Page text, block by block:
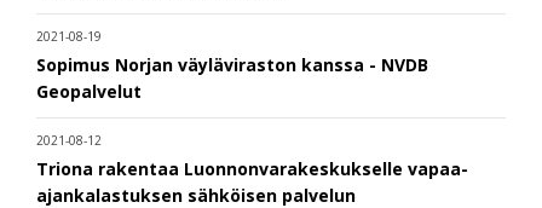
2021-08-19
Sopimus Norjan väyläviraston kanssa - NVDB
Geopalvelut
2021-08-12
Triona rakentaa Luonnonvarakeskukselle vapaa-
ajankalastuksen sähköisen palvelun